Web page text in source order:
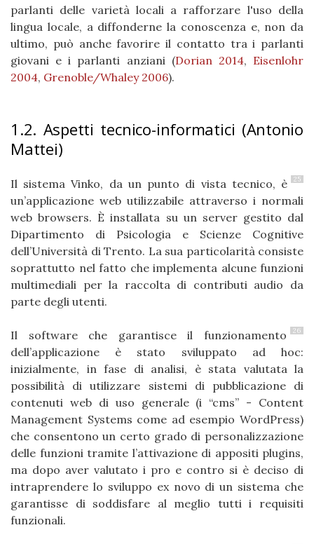
parlanti delle varietà locali a rafforzare l'uso della
lingua locale, a diffonderne la conoscenza e, non da
ultimo, può anche favorire il contatto tra i parlanti
giovani e i parlanti anziani (Dorian 2014, Eisenlohr
2004, Grenoble/Whaley 2006).
1.2. Aspetti tecnico-informatici (Antonio
Mattei)
25
Il sistema Vinko, da un punto di vista tecnico, è
un’applicazione web utilizzabile attraverso i normali
web browsers. È installata su un server gestito dal
Dipartimento di Psicologia e Scienze Cognitive
dell’Università di Trento. La sua particolarità consiste
soprattutto nel fatto che implementa alcune funzioni
multimediali per la raccolta di contributi audio da
parte degli utenti.
26
Il software che garantisce il funzionamento
dell’applicazione è stato sviluppato ad hoc:
inizialmente, in fase di analisi, è stata valutata la
possibilità di utilizzare sistemi di pubblicazione di
contenuti web di uso generale (i “cms” - Content
Management Systems come ad esempio WordPress)
che consentono un certo grado di personalizzazione
delle funzioni tramite l’attivazione di appositi plugins,
ma dopo aver valutato i pro e contro si è deciso di
intraprendere lo sviluppo ex novo di un sistema che
garantisse di soddisfare al meglio tutti i requisiti
funzionali.